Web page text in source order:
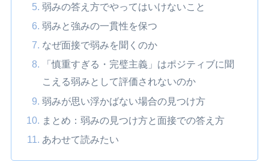
弱みの答え方でやってはいけないこと
弱みと強みの一貫性を保つ
なぜ面接で弱みを聞くのか
「慎重すぎる・完璧主義」はポジティブに聞
こえる弱みとして評価されないのか
弱みが思い浮かばない場合の見つけ方
まとめ：弱みの見つけ方と面接での答え方
あわせて読みたい